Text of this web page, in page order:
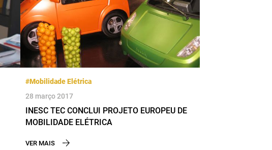
#Mobilidade Elétrica
28 março 2017
INESC TEC CONCLUI PROJETO EUROPEU DE
MOBILIDADE ELÉTRICA
VER MAIS